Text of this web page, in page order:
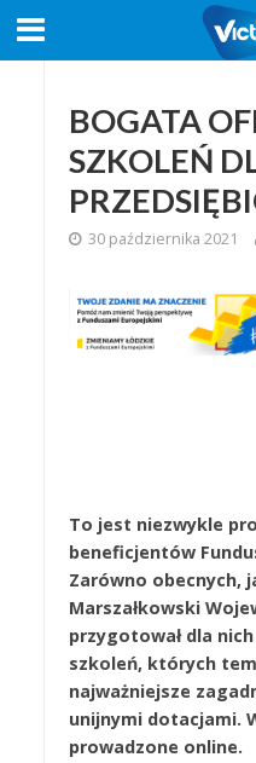
BOGATA
SZKOLEŃ
30 października 2021
To jest niezwykle
beneficjentów
Zarówno obecnych,
Marszałkowski
przygotował dla
szkoleń, których
najważniejsze
unijnymi dotacjami.
prowadzone online.